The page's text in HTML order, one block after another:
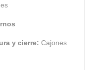
y cierre:Cajones